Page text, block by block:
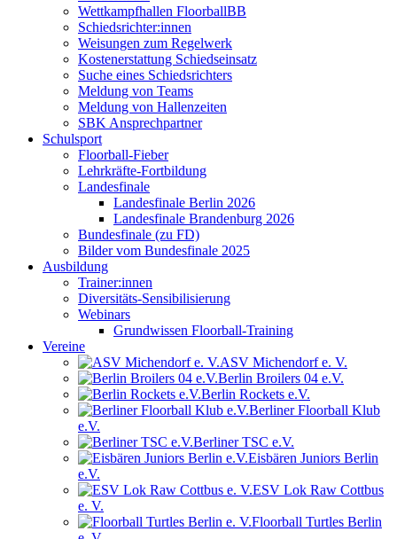
Wettkampfhallen FloorballBB
Schiedsrichter:innen
Weisungen zum Regelwerk
Kostenerstattung Schiedseinsatz
Suche eines Schiedsrichters
Meldung von Teams
Meldung von Hallenzeiten
SBK Ansprechpartner
Schulsport
Floorball-Fieber
Lehrkräfte-Fortbildung
Landesfinale
Landesfinale Berlin 2026
Landesfinale Brandenburg 2026
Bundesfinale (zu FD)
Bilder vom Bundesfinale 2025
Ausbildung
Trainer:innen
Diversitäts-Sensibilisierung
Webinars
Grundwissen Floorball-Training
Vereine
ASV Michendorf e. V.
Berlin Broilers 04 e.V.
Berlin Rockets e.V.
Berliner Floorball Klub
e.V.
Berliner TSC e.V.
Eisbären Juniors Berlin
e.V.
ESV Lok Raw Cottbus
e. V.
Floorball Turtles Berlin